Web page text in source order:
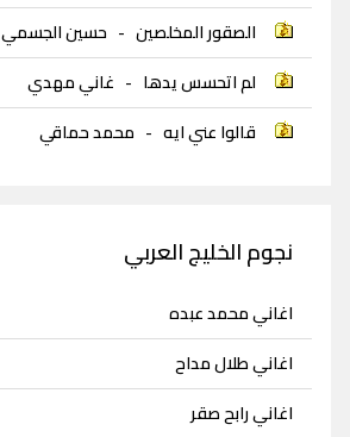
الصقور المخلصين - حسين الجسمي
لم اتحسس يدها - غاني مهدي
قالوا عني ايه - محمد حماقي
نجوم الخليج العربي
اغاني محمد عبده
اغاني طلال مداح
اغاني رابح صقر